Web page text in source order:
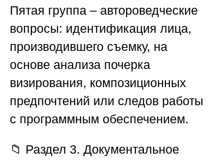
Пятая группа – автороведческие
вопросы: идентификация лица,
производившего съемку, на
основе анализа почерка
визирования, композиционных
предпочтений или следов работы
с программным обеспечением.
📁 Раздел 3. Документальное